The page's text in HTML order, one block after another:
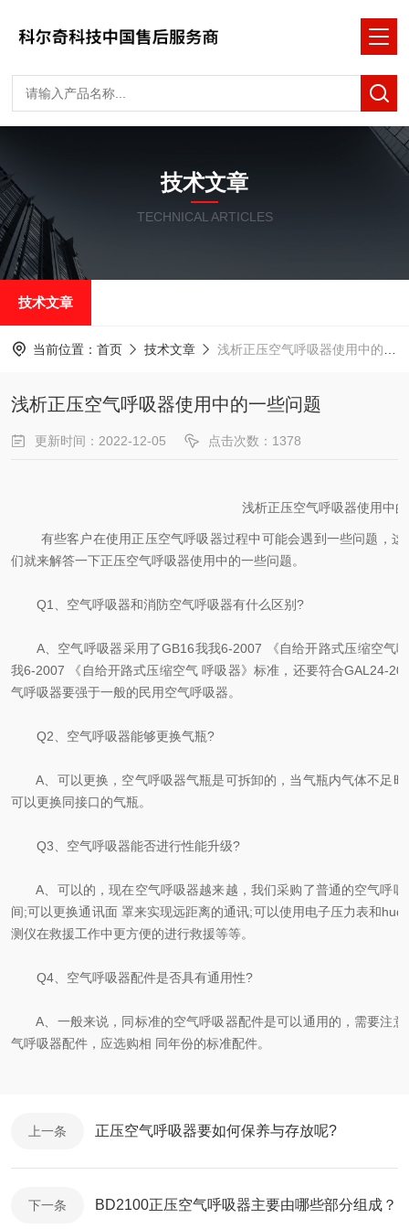
技术文章
TECHNICAL ARTICLES
技术文章
当前位置： 首页 技术文章 浅析正压空气呼吸器使用中的一些问题
浅析正压空气呼吸器使用中的一些问题
更新时间：2022-12-05 点击次数：1378
浅析正压空气呼吸器使用中
有些客户在使用正压空气呼吸器过程中可能会遇到一些问题，这
们就来解答一下正压空气呼吸器使用中的一些问题。
Q1、空气呼吸器和消防空气呼吸器有什么区别?
A、空气呼吸器采用了GB16我我6-2007 《自给开路式压缩空气
我6-2007 《自给开路式压缩空气 呼吸器》标准，还要符合GAL24-
气呼吸器要强于一般的民用空气呼吸器。
Q2、空气呼吸器能够更换气瓶?
A、可以更换，空气呼吸器气瓶是可拆卸的，当气瓶内气体不足时
可以更换同接口的气瓶。
Q3、空气呼吸器能否进行性能升级?
A、可以的，现在空气呼吸器越来越，我们采购了普通的空气呼吸
间;可以更换通讯面 罩来实现远距离的通讯;可以使用电子压力表和
测仪在救援工作中更方便的进行救援等等。
Q4、空气呼吸器配件是否具有通用性?
A、一般来说，同标准的空气呼吸器配件是可以通用的，需要注意
气呼吸器配件，应选购相 同年份的标准配件。
上一条 正压空气呼吸器要如何保养与存放呢?
下一条 BD2100正压空气呼吸器主要由哪些部分组成？